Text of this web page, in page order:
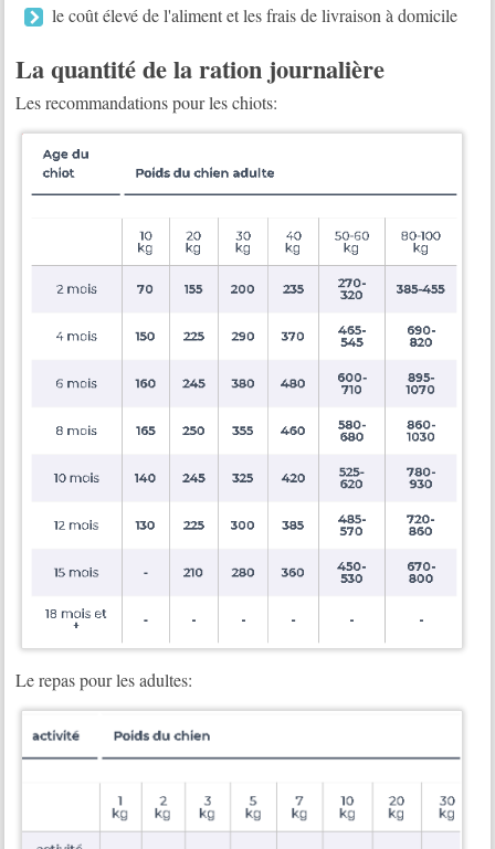
le coût élevé de l'aliment et les frais de livraison à domicile
La quantité de la ration journalière
Les recommandations pour les chiots:
Le repas pour les adultes: